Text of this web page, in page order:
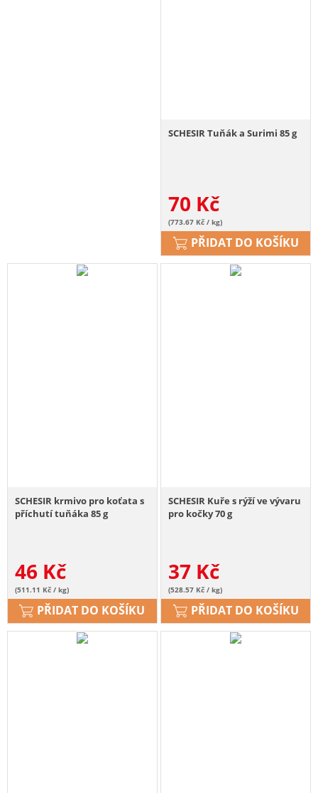
SCHESIR Tuňák a Surimi 85 g
70 Kč
(773.67 Kč / kg)
PŘIDAT DO KOŠÍKU
SCHESIR krmivo pro koťata s
příchutí tuňáka 85 g
46 Kč
(511.11 Kč / kg)
PŘIDAT DO KOŠÍKU
SCHESIR Kuře s rýží ve vývaru
pro kočky 70 g
37 Kč
(528.57 Kč / kg)
PŘIDAT DO KOŠÍKU